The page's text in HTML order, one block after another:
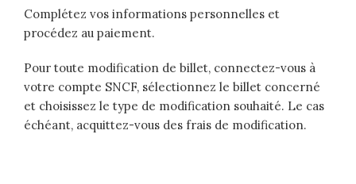
Complétez vos informations personnelles et
procédez au paiement.
Pour toute modification de billet, connectez-vous à
votre compte SNCF, sélectionnez le billet concerné
et choisissez le type de modification souhaité. Le cas
échéant, acquittez-vous des frais de modification.